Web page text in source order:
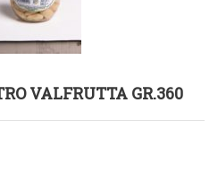
VALFRUTTA GR.360